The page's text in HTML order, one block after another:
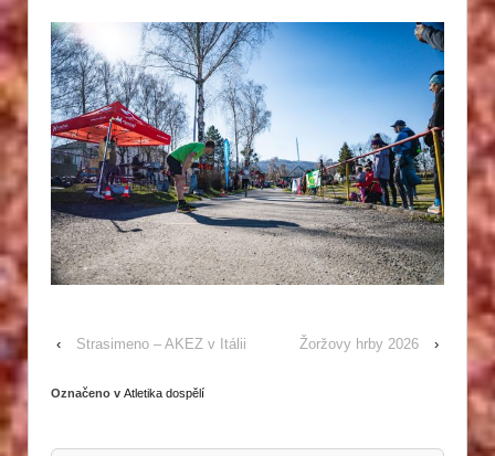
‹ Strasimeno – AKEZ v Itálii Žoržovy hrby 2026 ›
Označeno v Atletika dospělí